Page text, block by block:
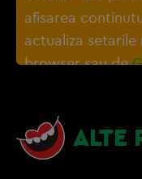
afisarea
actualiza
browser sau de
ALTE